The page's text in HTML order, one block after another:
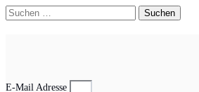
Suchen
nach:
E-Mail Adresse